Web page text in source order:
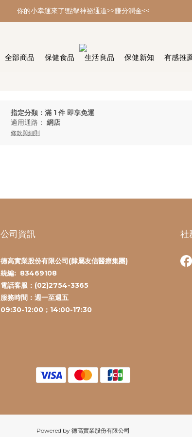
你的小幸運來了!點擊神祕通道>>賺分潤金<<
你的小幸運來了!點擊神祕通道>>賺分潤金<<
你的小幸運來了!點擊神祕通道>>賺分潤金<<
全部商品 保健食品 生活良品 保健新知 有感推
指定分類：滿 1 件 即享免運
適用通路： 網店
條款與細則
公司資訊
德高實業股份有限公司(隸屬友信醫療集團)
統編: 83469108
電話客服：(02)2754-3365
服務時間： 週一至週五
09:30-12:00；14:00-17:30
社
Powered by 德高實業股份有限公司